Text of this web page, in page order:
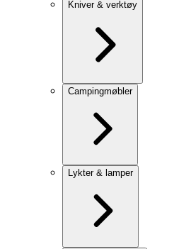
Kniver & verktøy
Campingmøbler
Lykter & lamper